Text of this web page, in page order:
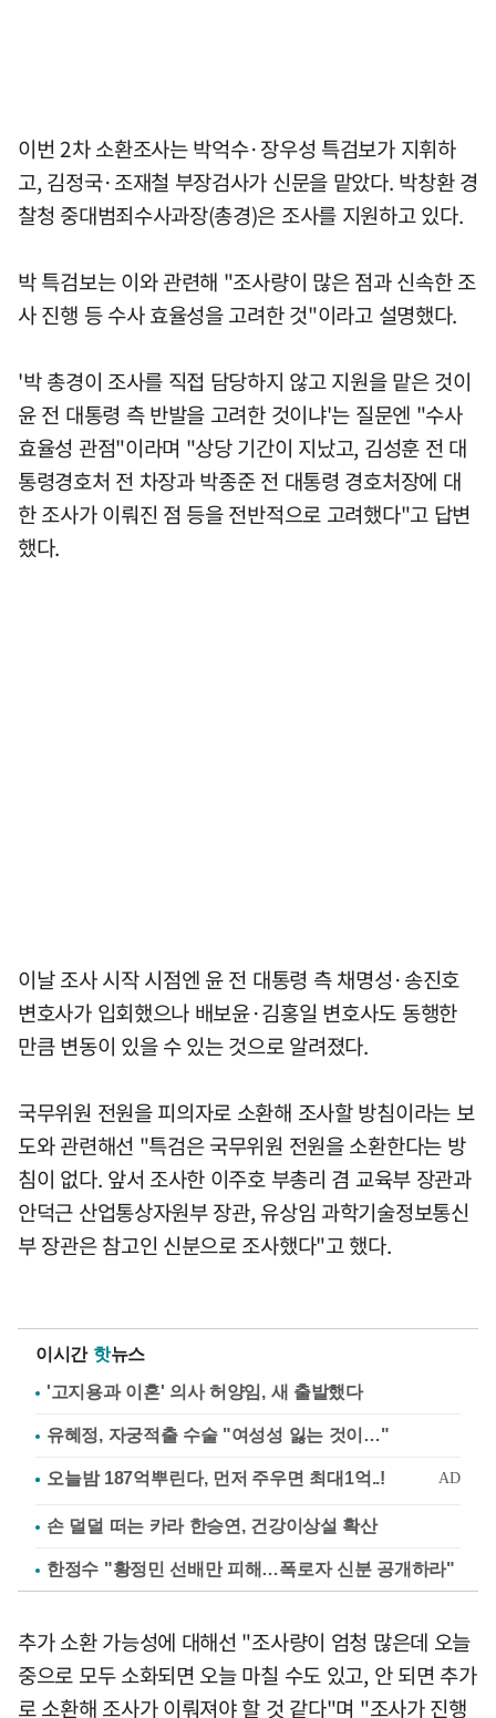
이번 2차 소환조사는 박억수·장우성 특검보가 지휘하
고, 김정국·조재철 부장검사가 신문을 맡았다. 박창환 경
찰청 중대범죄수사과장(총경)은 조사를 지원하고 있다.
박 특검보는 이와 관련해 "조사량이 많은 점과 신속한 조
사 진행 등 수사 효율성을 고려한 것"이라고 설명했다.
'박 총경이 조사를 직접 담당하지 않고 지원을 맡은 것이
윤 전 대통령 측 반발을 고려한 것이냐'는 질문엔 "수사
효율성 관점"이라며 "상당 기간이 지났고, 김성훈 전 대
통령경호처 전 차장과 박종준 전 대통령 경호처장에 대
한 조사가 이뤄진 점 등을 전반적으로 고려했다"고 답변
했다.
이날 조사 시작 시점엔 윤 전 대통령 측 채명성·송진호
변호사가 입회했으나 배보윤·김홍일 변호사도 동행한
만큼 변동이 있을 수 있는 것으로 알려졌다.
국무위원 전원을 피의자로 소환해 조사할 방침이라는 보
도와 관련해선 "특검은 국무위원 전원을 소환한다는 방
침이 없다. 앞서 조사한 이주호 부총리 겸 교육부 장관과
안덕근 산업통상자원부 장관, 유상임 과학기술정보통신
부 장관은 참고인 신분으로 조사했다"고 했다.
이시간 핫뉴스
'고지용과 이혼' 의사 허양임, 새 출발했다
유혜정, 자궁적출 수술 "여성성 잃는 것이…"
손 덜덜 떠는 카라 한승연, 건강이상설 확산
한정수 "황정민 선배만 피해…폭로자 신분 공개하라"
추가 소환 가능성에 대해선 "조사량이 엄청 많은데 오늘
중으로 모두 소화되면 오늘 마칠 수도 있고, 안 되면 추가
로 소환해 조사가 이뤄져야 할 것 같다"며 "조사가 진행